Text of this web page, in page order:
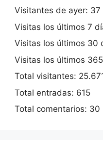
Visitantes de ayer: 37
Visitas los últimos 7
Visitas los últimos 30
Visitas los últimos
Total visitantes:
Total entradas: 615
Total comentarios: 30